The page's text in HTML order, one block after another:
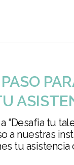
“Desafia tu
a nuestras
tu